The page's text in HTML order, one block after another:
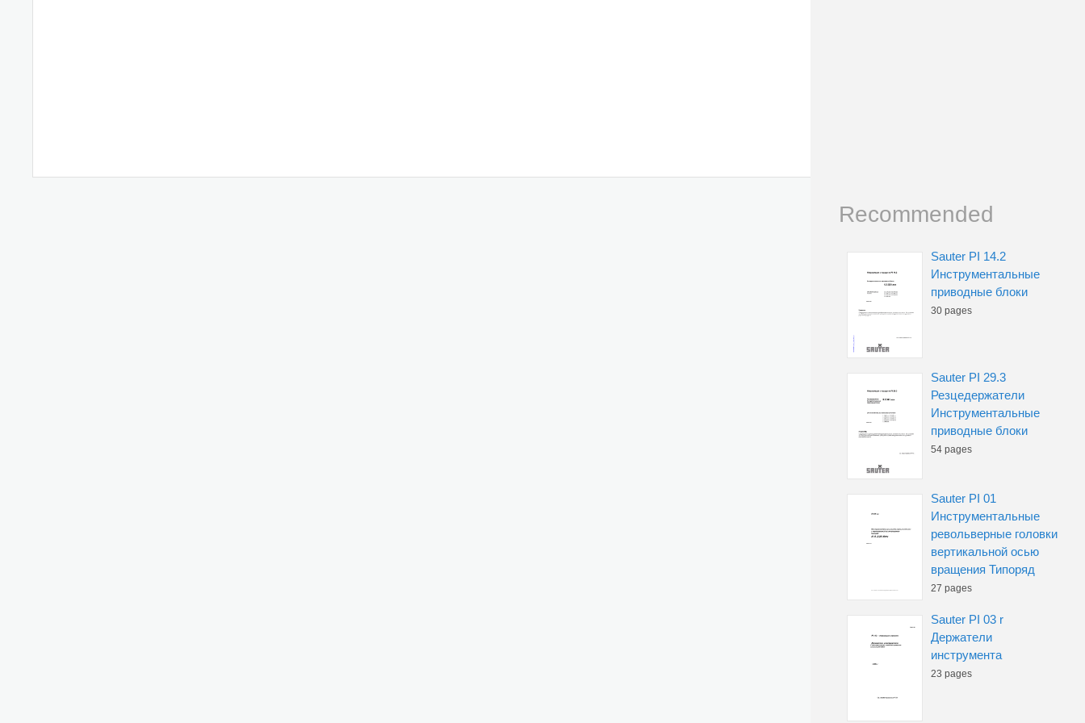
Recommended
Sauter PI 14.2
Инструментальные
приводные блоки
30 pages
Sauter PI 29.3
Резцедержатели
Инструментальные
приводные блоки
54 pages
Sauter PI 01
Инструментальные
револьверные головки
вертикальной осью
вращения Типоряд
27 pages
Sauter PI 03 r
Держатели
инструмента
23 pages